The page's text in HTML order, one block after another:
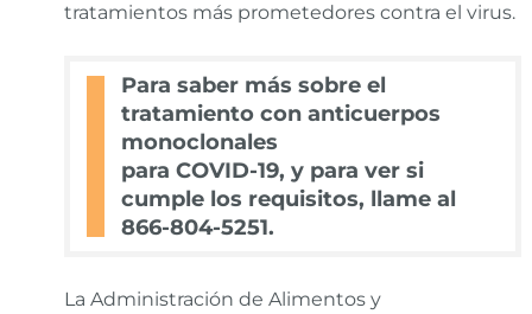
tratamientos más prometedores contra el virus.
Para saber más sobre el
tratamiento con anticuerpos
monoclonales
para COVID-19, y para ver si
cumple los requisitos, llame al
866-804-5251.
La Administración de Alimentos y